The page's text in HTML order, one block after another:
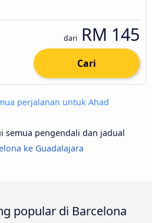
dari RM 145
Cari
perjalanan untuk Ahad
semua pengendali dan jadual
ke Guadalajara
popular di Barcelona